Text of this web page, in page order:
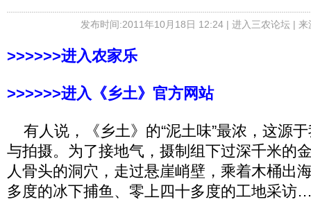
发布时间:2011年10月18日 12:24 | 进入三农论坛| 来
>>>>>>进入农家乐
>>>>>>进入《乡土》官方网站
有人说，《乡土》的“泥土味”最浓，这源于
与拍摄。为了接地气，摄制组下过深千米的
人骨头的洞穴，走过悬崖峭壁，乘着木桶出
多度的冰下捕鱼、零上四十多度的工地采访